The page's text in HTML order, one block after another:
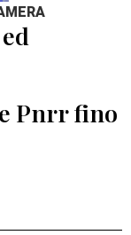
Pnrr fino